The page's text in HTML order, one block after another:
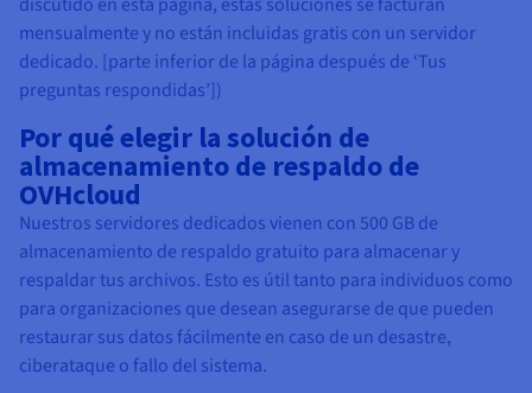
mensualmente y no están incluidas gratis con un servidor
dedicado. [parte inferior de la página después de ‘Tus
preguntas respondidas’])
Por qué elegir la solución de
almacenamiento de respaldo de
OVHcloud
Nuestros servidores dedicados vienen con 500 GB de
almacenamiento de respaldo gratuito para almacenar y
respaldar tus archivos. Esto es útil tanto para individuos como
para organizaciones que desean asegurarse de que pueden
restaurar sus datos fácilmente en caso de un desastre,
ciberataque o fallo del sistema.